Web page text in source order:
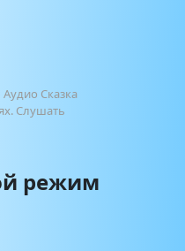
Аудио Сказка
Слушать
режим